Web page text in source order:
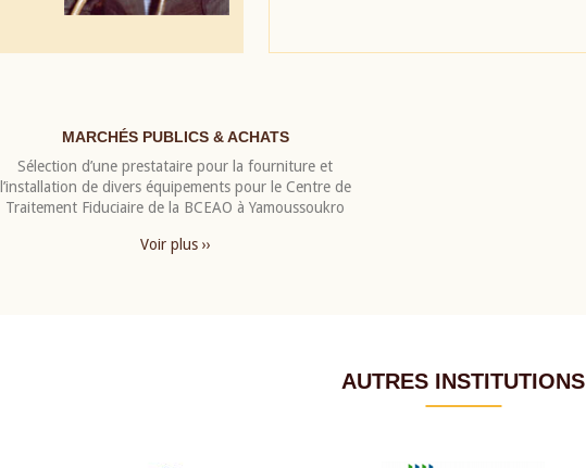
MARCHÉS PUBLICS & ACHATS
Sélection d’une prestataire pour la fourniture et
l’installation de divers équipements pour le Centre de
Traitement Fiduciaire de la BCEAO à Yamoussoukro
Voir plus ››
AUTRES INSTITUTIONS